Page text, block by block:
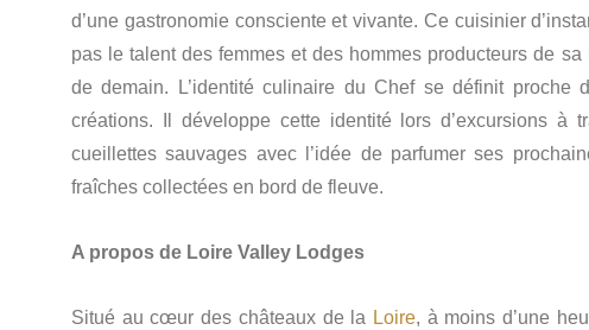
d’une gastronomie consciente et vivante. Ce cuisinier
pas le talent des femmes et des hommes producteurs de
de demain. L’identité culinaire du Chef se définit
créations. Il développe cette identité lors d’excursions
cueillettes sauvages avec l’idée de parfumer ses
fraîches collectées en bord de fleuve.
A propos de Loire Valley Lodges
Situé au cœur des châteaux de la Loire, à moins d’une